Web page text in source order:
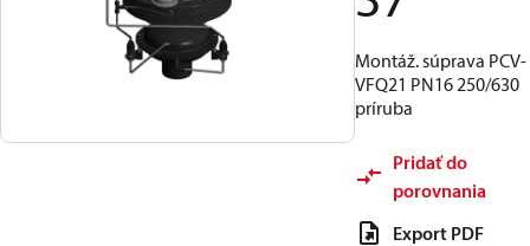
Montáž. súprava PCV-
VFQ21 PN16 250/630
príruba
Pridať do
porovnania
Export PDF